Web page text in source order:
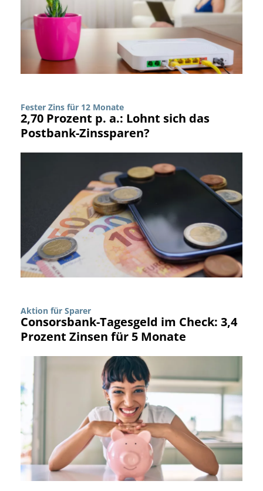
Fester Zins für 12 Monate
2,70 Prozent p. a.: Lohnt sich das
Postbank-Zinssparen?
Aktion für Sparer
Consorsbank-Tagesgeld im Check: 3,4
Prozent Zinsen für 5 Monate